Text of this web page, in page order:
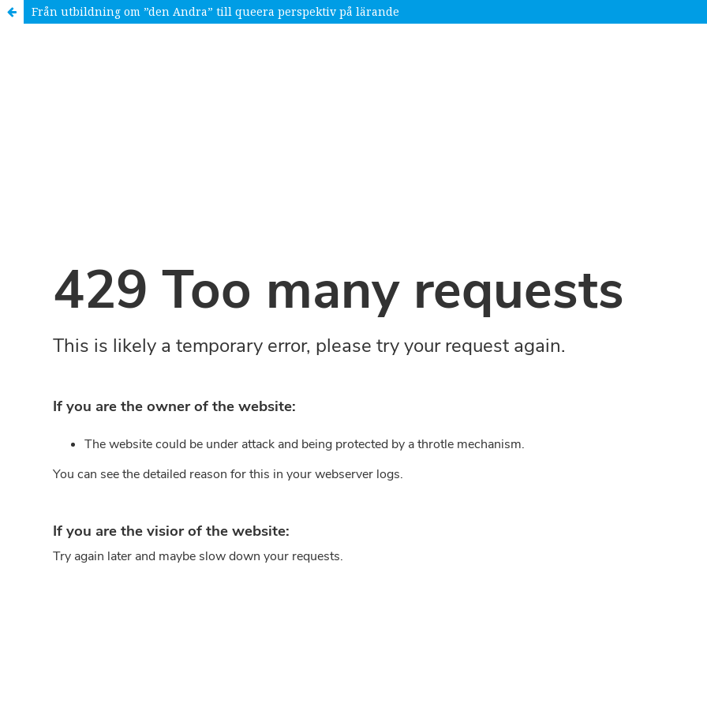
Från utbildning om ”den Andra” till queera perspektiv på lärande